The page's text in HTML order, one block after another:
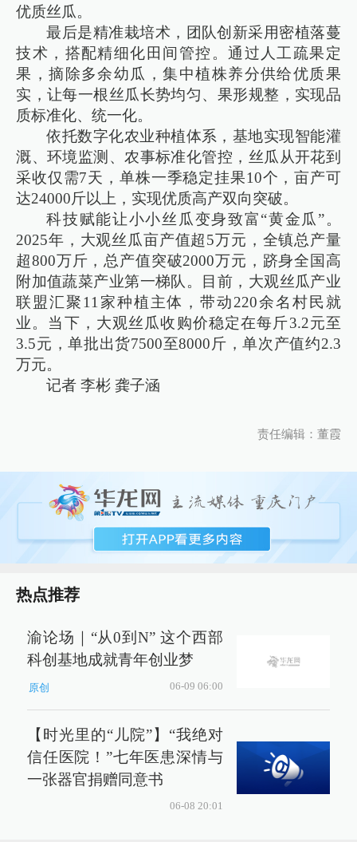
优质丝瓜。
最后是精准栽培术，团队创新采用密植落蔓
技术，搭配精细化田间管控。通过人工疏果定
果，摘除多余幼瓜，集中植株养分供给优质果
实，让每一根丝瓜长势均匀、果形规整，实现品
质标准化、统一化。
依托数字化农业种植体系，基地实现智能灌
溉、环境监测、农事标准化管控，丝瓜从开花到
采收仅需7天，单株一季稳定挂果10个，亩产可
达24000斤以上，实现优质高产双向突破。
科技赋能让小小丝瓜变身致富“黄金瓜”。
2025年，大观丝瓜亩产值超5万元，全镇总产量
超800万斤，总产值突破2000万元，跻身全国高
附加值蔬菜产业第一梯队。目前，大观丝瓜产业
联盟汇聚11家种植主体，带动220余名村民就
业。当下，大观丝瓜收购价稳定在每斤3.2元至
3.5元，单批出货7500至8000斤，单次产值约2.3
万元。
记者 李彬 龚子涵
责任编辑：董霞
热点推荐
渝论场｜“从0到N” 这个西部
科创基地成就青年创业梦
原创 06-09 06:00
【时光里的“儿院”】“我绝对
信任医院！”七年医患深情与
一张器官捐赠同意书
06-08 20:01